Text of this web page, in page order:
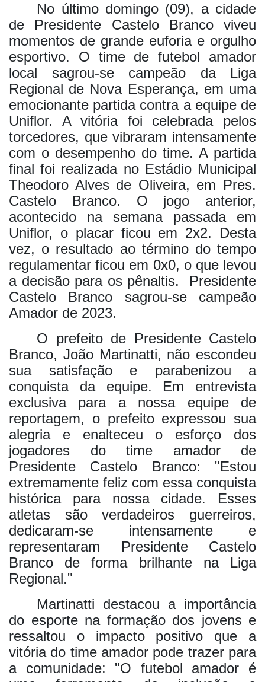
No último domingo (09), a cidade
de Presidente Castelo Branco viveu
momentos de grande euforia e orgulho
esportivo. O time de futebol amador
local sagrou-se campeão da Liga
Regional de Nova Esperança, em uma
emocionante partida contra a equipe de
Uniflor. A vitória foi celebrada pelos
torcedores, que vibraram intensamente
com o desempenho do time. A partida
final foi realizada no Estádio Municipal
Theodoro Alves de Oliveira, em Pres.
Castelo Branco. O jogo anterior,
acontecido na semana passada em
Uniflor, o placar ficou em 2x2. Desta
vez, o resultado ao término do tempo
regulamentar ficou em 0x0, o que levou
a decisão para os pênaltis.
Presidente
Castelo Branco sagrou-se campeão
Amador de 2023.
O prefeito de Presidente Castelo
Branco, João Martinatti, não escondeu
sua satisfação e parabenizou a
conquista da equipe. Em entrevista
exclusiva para a nossa equipe de
reportagem, o prefeito expressou sua
alegria e enalteceu o esforço dos
jogadores do time amador de
Presidente Castelo Branco: "Estou
extremamente feliz com essa conquista
histórica para nossa cidade. Esses
atletas são verdadeiros guerreiros,
dedicaram-se intensamente e
representaram Presidente Castelo
Branco de forma brilhante na Liga
Regional."
Martinatti destacou a importância
do esporte na formação dos jovens e
ressaltou o impacto positivo que a
vitória do time amador pode trazer para
a comunidade: "O futebol amador é